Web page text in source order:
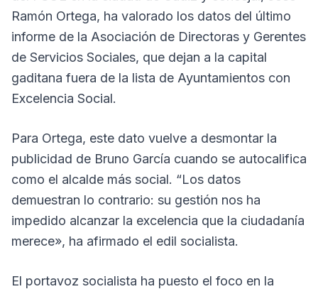
Ramón Ortega, ha valorado los datos del último
informe de la Asociación de Directoras y Gerentes
de Servicios Sociales, que dejan a la capital
gaditana fuera de la lista de Ayuntamientos con
Excelencia Social.
Para Ortega, este dato vuelve a desmontar la
publicidad de Bruno García cuando se autocalifica
como el alcalde más social. “Los datos
demuestran lo contrario: su gestión nos ha
impedido alcanzar la excelencia que la ciudadanía
merece», ha afirmado el edil socialista.
El portavoz socialista ha puesto el foco en la